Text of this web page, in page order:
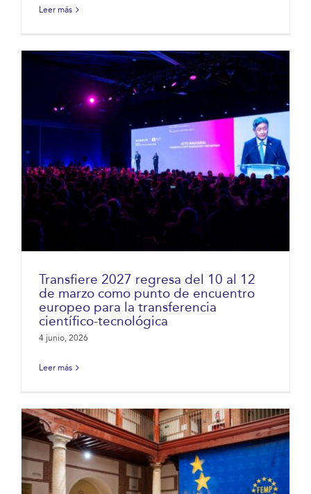
Leer más
Transfiere 2027 regresa del 10 al 12
de marzo como punto de encuentro
europeo para la transferencia
científico-tecnológica
4 junio, 2026
Leer más